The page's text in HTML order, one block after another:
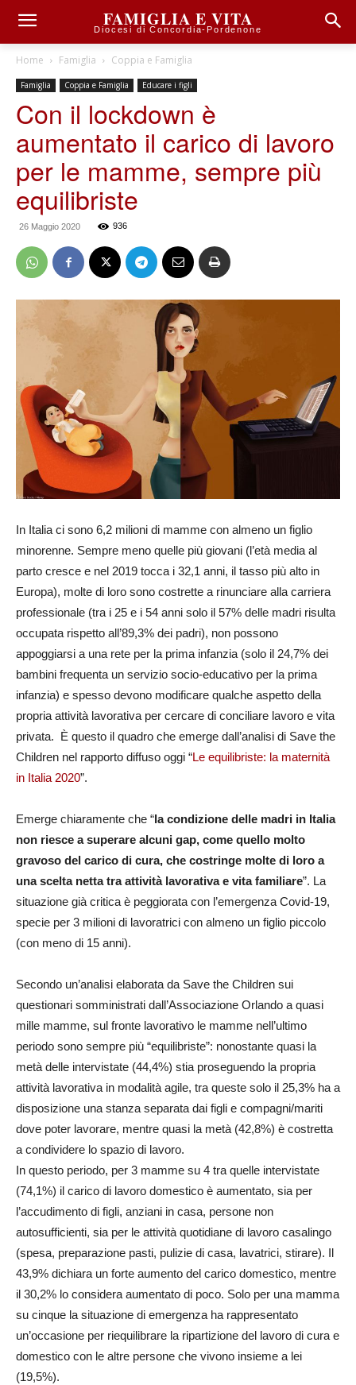
FAMIGLIA E VITA
Diocesi di Concordia-Pordenone
Home Famiglia Coppia e Famiglia
Famiglia Coppia e Famiglia Educare i figli
Con il lockdown è
aumentato il carico di lavoro
per le mamme, sempre più
equilibriste
26 Maggio 2020 936
In Italia ci sono 6,2 milioni di mamme con almeno un figlio
minorenne. Sempre meno quelle più giovani (l’età media al
parto cresce e nel 2019 tocca i 32,1 anni, il tasso più alto in
Europa), molte di loro sono costrette a rinunciare alla carriera
professionale (tra i 25 e i 54 anni solo il 57% delle madri risulta
occupata rispetto all’89,3% dei padri), non possono
appoggiarsi a una rete per la prima infanzia (solo il 24,7% dei
bambini frequenta un servizio socio-educativo per la prima
infanzia) e spesso devono modificare qualche aspetto della
propria attività lavorativa per cercare di conciliare lavoro e vita
privata. È questo il quadro che emerge dall’analisi di Save the
Children nel rapporto diffuso oggi “Le equilibriste: la maternità
in Italia 2020”.
Emerge chiaramente che “la condizione delle madri in Italia
non riesce a superare alcuni gap, come quello molto
gravoso del carico di cura, che costringe molte di loro a
una scelta netta tra attività lavorativa e vita familiare”. La
situazione già critica è peggiorata con l’emergenza Covid-19,
specie per 3 milioni di lavoratrici con almeno un figlio piccolo
(con meno di 15 anni).
Secondo un’analisi elaborata da Save the Children sui
questionari somministrati dall’Associazione Orlando a quasi
mille mamme, sul fronte lavorativo le mamme nell’ultimo
periodo sono sempre più “equilibriste”: nonostante quasi la
metà delle intervistate (44,4%) stia proseguendo la propria
attività lavorativa in modalità agile, tra queste solo il 25,3% ha a
disposizione una stanza separata dai figli e compagni/mariti
dove poter lavorare, mentre quasi la metà (42,8%) è costretta
a condividere lo spazio di lavoro.
In questo periodo, per 3 mamme su 4 tra quelle intervistate
(74,1%) il carico di lavoro domestico è aumentato, sia per
l’accudimento di figli, anziani in casa, persone non
autosufficienti, sia per le attività quotidiane di lavoro casalingo
(spesa, preparazione pasti, pulizie di casa, lavatrici, stirare). Il
43,9% dichiara un forte aumento del carico domestico, mentre
il 30,2% lo considera aumentato di poco. Solo per una mamma
su cinque la situazione di emergenza ha rappresentato
un’occasione per riequilibrare la ripartizione del lavoro di cura e
domestico con le altre persone che vivono insieme a lei
(19,5%).